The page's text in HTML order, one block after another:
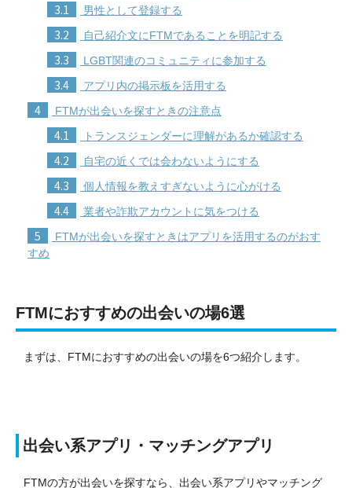
3.1 男性として登録する
3.2 自己紹介文にFTMであることを明記する
3.3 LGBT関連のコミュニティに参加する
3.4 アプリ内の掲示板を活用する
4 FTMが出会いを探すときの注意点
4.1 トランスジェンダーに理解があるか確認する
4.2 自宅の近くでは会わないようにする
4.3 個人情報を教えすぎないように心がける
4.4 業者や詐欺アカウントに気をつける
5
FTMが出会いを探すときはアプリを活用するのがおす
すめ
FTMにおすすめの出会いの場6選
まずは、FTMにおすすめの出会いの場を6つ紹介します。
出会い系アプリ・マッチングアプリ
FTMの方が出会いを探すなら、出会い系アプリやマッチング